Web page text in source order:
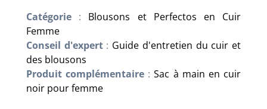
Catégorie : Blousons et Perfectos en Cuir
Femme
Conseil d'expert: Guide d'entretien du cuir et
des blousons
Produit complémentaire :Sac à main en cuir
noir pour femme